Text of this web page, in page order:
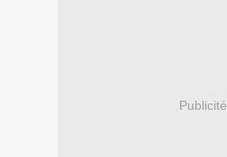
Publicité